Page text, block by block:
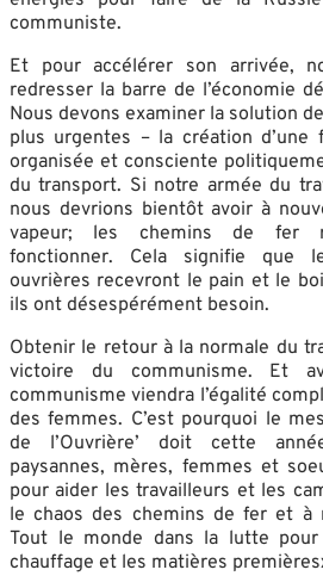
communiste.
Et pour accélérer son arrivée,
redresser la barre de l’économie
Nous devons examiner la solution
plus urgentes – la création d’une
organisée et consciente
du transport. Si notre armée du
nous devrions bientôt avoir à
vapeur; les chemins de fer
fonctionner. Cela signifie que
ouvrières recevront le pain et le
ils ont désespérément besoin.
Obtenir le retour à la normale du
victoire du communisme. Et
communisme viendra l’égalité
des femmes. C’est pourquoi le
de l’Ouvrière’ doit cette
paysannes, mères, femmes et
pour aider les travailleurs et les
le chaos des chemins de fer et à
Tout le monde dans la lutte
chauffage et les matières